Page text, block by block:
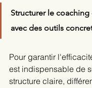
Structurer le coaching
avec des outils
Pour garantir
est indispensable de
structure claire,